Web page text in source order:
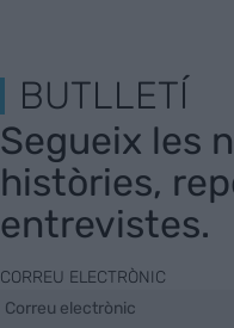
BUTLLETÍ
Segueix les
històries,
entrevistes.
CORREU ELECTRÒNIC